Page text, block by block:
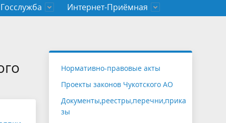
Госслужба
служащих Чукотского автономного
Интернет-Приёмная
Нормативно-правовые акты
Проекты законов Чукотского АО
Документы,реестры,перечни,прика
зы